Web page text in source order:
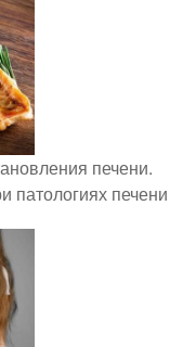
печени.
патологиях печени